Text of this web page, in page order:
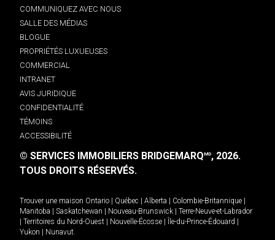
COMMUNIQUEZ AVEC NOUS
SALLE DES MÉDIAS
BLOGUE
PROPRIÉTÉS LUXUEUSES
COMMERCIAL
INTRANET
AVIS JURIDIQUE
CONFIDENTIALITÉ
TÉMOINS
ACCESSIBILITÉ
© SERVICES IMMOBILIERS BRIDGEMARQMD, 2026.
TOUS DROITS RÉSERVÉS.
Trouver une maison Ontario | Québec | Alberta | Colombie-Britannique |
Manitoba | Saskatchewan | Nouveau-Brunswick | Terre-Neuve-et-Labrador
| Territoires du Nord-Ouest | Nouvelle-Écosse | Île-du-Prince-Édouard |
Yukon | Nunavut.